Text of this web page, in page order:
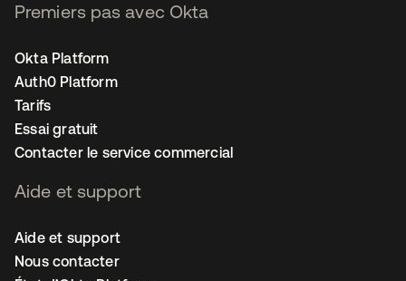
Premiers pas avec Okta
Okta Platform
Auth0 Platform
Tarifs
Essai gratuit
Contacter le service commercial
Aide et support
Aide et support
Nous contacter